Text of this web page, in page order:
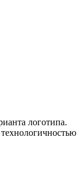
логотипа.